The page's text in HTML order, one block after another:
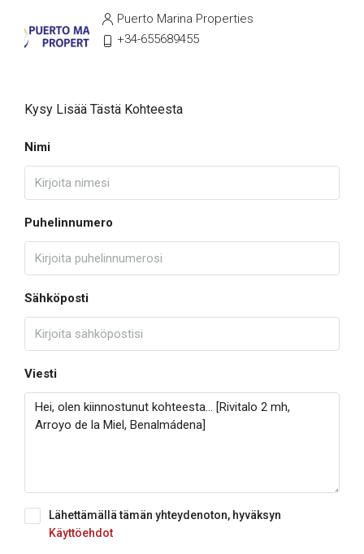
Puerto Marina Properties
+34-655689455
Kysy Lisää Tästä Kohteesta
Nimi
Puhelinnumero
Sähköposti
Viesti
Lähettämällä tämän yhteydenoton, hyväksyn
Käyttöehdot